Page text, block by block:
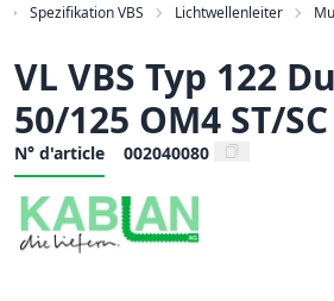
Spezifikation VBS Lichtwellenleiter
VL VBS Typ 122
50/125 OM4 ST/
N° d'article 002040080